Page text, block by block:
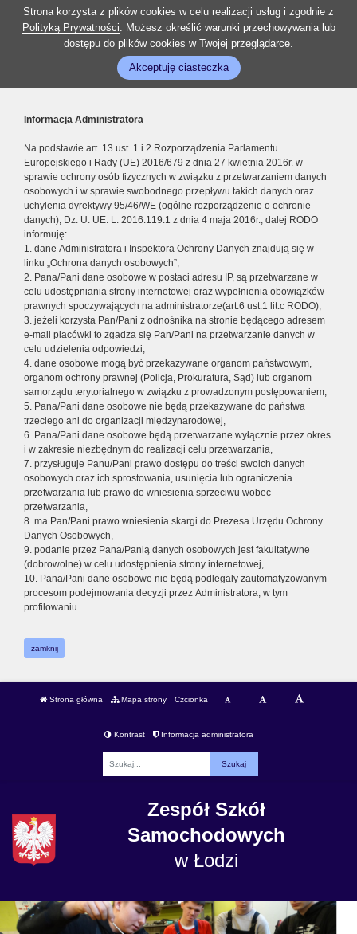
Strona korzysta z plików cookies w celu realizacji usług i zgodnie z
Polityką Prywatności. Możesz określić warunki przechowywania lub
dostępu do plików cookies w Twojej przeglądarce.
Akceptuję ciasteczka
Informacja Administratora
Na podstawie art. 13 ust. 1 i 2 Rozporządzenia Parlamentu
Europejskiego i Rady (UE) 2016/679 z dnia 27 kwietnia 2016r. w
sprawie ochrony osób fizycznych w związku z przetwarzaniem danych
osobowych i w sprawie swobodnego przepływu takich danych oraz
uchylenia dyrektywy 95/46/WE (ogólne rozporządzenie o ochronie
danych), Dz. U. UE. L. 2016.119.1 z dnia 4 maja 2016r., dalej RODO
informuję:
1. dane Administratora i Inspektora Ochrony Danych znajdują się w
linku „Ochrona danych osobowych”,
2. Pana/Pani dane osobowe w postaci adresu IP, są przetwarzane w
celu udostępniania strony internetowej oraz wypełnienia obowiązków
prawnych spoczywających na administratorze(art.6 ust.1 lit.c RODO),
3. jeżeli korzysta Pan/Pani z odnośnika na stronie będącego adresem
e-mail placówki to zgadza się Pan/Pani na przetwarzanie danych w
celu udzielenia odpowiedzi,
4. dane osobowe mogą być przekazywane organom państwowym,
organom ochrony prawnej (Policja, Prokuratura, Sąd) lub organom
samorządu terytorialnego w związku z prowadzonym postępowaniem,
5. Pana/Pani dane osobowe nie będą przekazywane do państwa
trzeciego ani do organizacji międzynarodowej,
6. Pana/Pani dane osobowe będą przetwarzane wyłącznie przez okres
i w zakresie niezbędnym do realizacji celu przetwarzania,
7. przysługuje Panu/Pani prawo dostępu do treści swoich danych
osobowych oraz ich sprostowania, usunięcia lub ograniczenia
przetwarzania lub prawo do wniesienia sprzeciwu wobec
przetwarzania,
8. ma Pan/Pani prawo wniesienia skargi do Prezesa Urzędu Ochrony
Danych Osobowych,
9. podanie przez Pana/Panią danych osobowych jest fakultatywne
(dobrowolne) w celu udostępnienia strony internetowej,
10. Pana/Pani dane osobowe nie będą podlegały zautomatyzowanym
procesom podejmowania decyzji przez Administratora, w tym
profilowaniu.
zamknij
Strona główna Mapa strony Czcionka
Kontrast Informacja administratora
Zespół Szkół
Samochodowych
w Łodzi